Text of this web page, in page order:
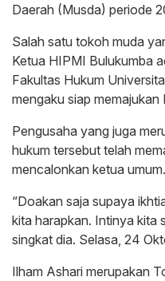
Daerah (Musda) periode
Salah satu tokoh muda
Ketua HIPMI Bulukumba
Fakultas Hukum
mengaku siap
Pengusaha yang juga
hukum tersebut telah
mencalonkan ketua umum.
“Doakan saja supaya
kita harapkan. Intinya kita
singkat dia. Selasa, 24
Ilham Ashari merupakan